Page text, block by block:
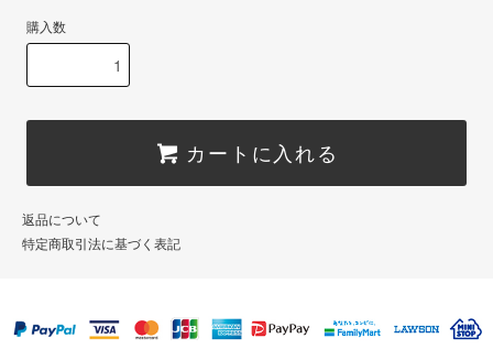
購入数
カートに入れる
返品について
特定商取引法に基づく表記